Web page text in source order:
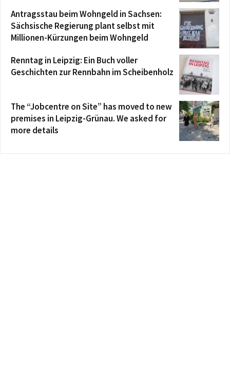
Antragsstau beim Wohngeld in Sachsen:
Sächsische Regierung plant selbst mit
Millionen-Kürzungen beim Wohngeld
Renntag in Leipzig: Ein Buch voller
Geschichten zur Rennbahn im Scheibenholz
The “Jobcentre on Site” has moved to new
premises in Leipzig-Grünau. We asked for
more details